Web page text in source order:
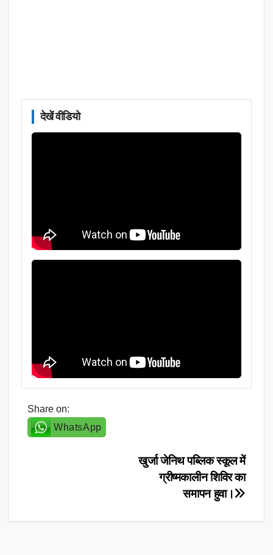
देखें वीडियो
Share on:
WhatsApp
खुर्जा जेनिथ पब्लिक स्कूल में
ग्रीष्मकालीन शिविर का
समापन हुवा।